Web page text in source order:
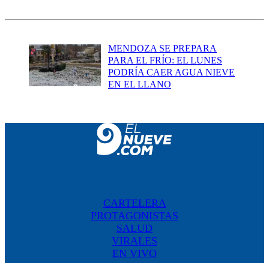
MENDOZA SE PREPARA
PARA EL FRÍO: EL LUNES
PODRÍA CAER AGUA NIEVE
EN EL LLANO
CARTELERA
PROTAGONISTAS
SALUD
VIRALES
EN VIVO